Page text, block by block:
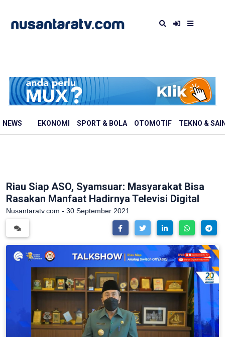
NEWS EKONOMI SPORT & BOLA OTOMOTIF TEKNO &
Riau Siap ASO, Syamsuar: Masyarakat Bisa
Rasakan Manfaat Hadirnya Televisi Digital
Nusantaratv.com - 30 September 2021